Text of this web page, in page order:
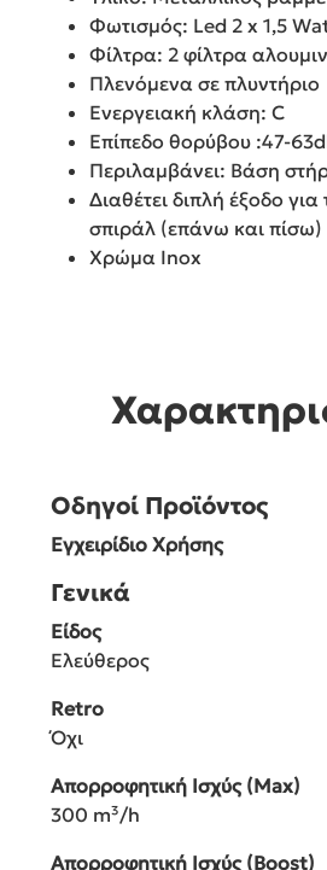
Φωτισμός: Led 2 x 1,5
Φίλτρα: 2 φίλτρα
Πλενόμενα σε πλυντήριο
Ενεργειακή κλάση: C
Επίπεδο θορύβου :47-
Περιλαμβάνει: Βάση
Διαθέτει διπλή έξοδο
σπιράλ (επάνω και πίσω)
Χρώμα Inox
Οδηγοί Προϊόντος
Εγχειρίδιο Χρήσης
Γενικά
Είδος
Ελεύθερος
Retro
Όχι
Απορροφητική Ισχύς (Max)
300 m³/h
Απορροφητική Ισχύς (Boost)